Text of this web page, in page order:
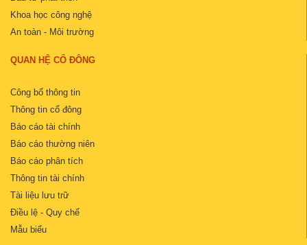
Khoa học công nghệ
An toàn - Môi trường
QUAN HỆ CỔ ĐÔNG
Công bố thông tin
Thông tin cổ đông
Báo cáo tài chính
Báo cáo thường niên
Báo cáo phân tích
Thông tin tài chính
Tài liệu lưu trữ
Điều lệ - Quy chế
Mẫu biểu